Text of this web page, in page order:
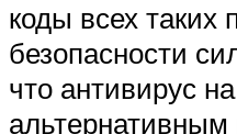
коды всех таких
безопасности
что антивирус